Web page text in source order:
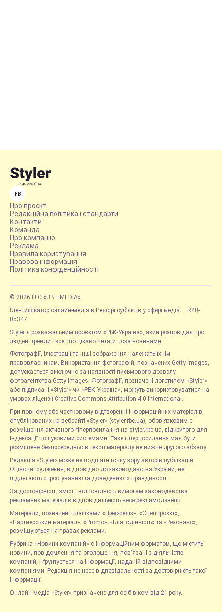
FB
Про проєкт
Редакційна політика і стандарти
Контакти
Команда
Про компанію
Реклама
Правила користування
Правова інформація
Політика конфіденційності
© 2026 LLC «UBT MEDIA»
Ідентифікатор онлайн-медіа в Реєстрі суб’єктів у сфері медіа — R40-
05347
Styler є розважальним проєктом «РБК-Україна», який розповідає про
людей, тренди і все, що цікаво читати поза новинами.
Фотографії, ілюстрації та інші зображення належать їхнім
правовласникам. Використання фотографій, позначених Getty Images,
допускається виключно за наявності письмового дозволу
фотоагентства Getty Images. Фотографії, позначені логотипом «Styler»
або підписані «Styler» чи «РБК-Україна», можуть використовуватися на
умовах ліцензії Creative Commons Attribution 4.0 International.
При повному або частковому відтворенні інформаційних матеріалів,
опублікованих на вебсайті «Styler» (styler.rbc.ua), обов'язковим є
розміщення активного гіперпосилання на styler.rbc.ua, відкритого для
індексації пошуковими системами. Таке гіперпосилання має бути
розміщене безпосередньо в тексті матеріалу не нижче другого абзацу.
Редакція «Styler» може не поділяти точку зору авторів публікацій.
Оціночні судження, відповідно до законодавства України, не
підлягають спростуванню та доведенню їх правдивості.
За достовірність, зміст і відповідність вимогам законодавства
рекламних матеріалів відповідальність несе рекламодавець.
Матеріали, позначені плашками «Прес-реліз», «Спецпроєкт»,
«Партнерський матеріал», «Promo», «Благодійність» та «Резонанс»,
розміщуються на правах реклами.
Рубрика «Новини компаній» є інформаційним форматом, що містить
новини, повідомлення та оголошення, пов'язані з діяльністю
компаній, і ґрунтується на інформації, наданій відповідними
компаніями. Редакція не несе відповідальності за достовірність такої
інформації.
Онлайн-медіа «Styler» призначене для осіб віком від 21 року.